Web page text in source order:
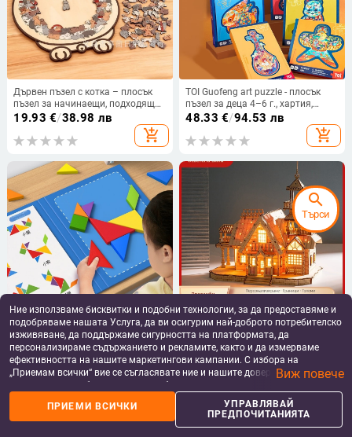
Дървен пъзел с котка – плосък
пъзел за начинаещи, подходящ
за DIY, за деца на възраст 7–14
19.93 €/38.98 лв
add_shopping_cart
TOI Guofeng art puzzle - плосък
пъзел за деца 4–6 г., хартия,
опаковка в кутия
48.33 €/94.53 лв
add_shopping_cart
Магнитен танграм пъзел за деца
4-6 години, плосък пъзел, марка
Star boat, DIY съвместим
11.57 - 13.96€/
22.63 - 27.30 лв
add_shopping_cart
Дървен 3D пъзел със LED
осветление, DIY и
персонализиран дизайн
38.03 €/74.38 лв
add_shopping_cart
Ние използваме бисквитки и подобни технологии, за да предоставяме и
подобряваме нашата Услуга, да ви осигурим най-доброто потребителско
изживяване, да поддържаме сигурността на платформата, да
персонализираме съдържанието и рекламите, както и да измерваме
ефективността на нашите маркетингови кампании. С избора на
„Приемам всички“ вие се съгласявате ние и нашите доверени партньори
да съхраняваме бисквитки и подобни технологии на вашето устройство
за рекламни и аналитични цели. Можете по всяко време да управлявате
своите предпочитания, като натиснете „Управлявай предпочитанията“.
За повече информация, моля, вижте нашата
Виж повече
ПРИЕМИ ВСИЧКИ
УПРАВЛЯВАЙ
ПРЕДПОЧИТАНИЯТА
search
Търси